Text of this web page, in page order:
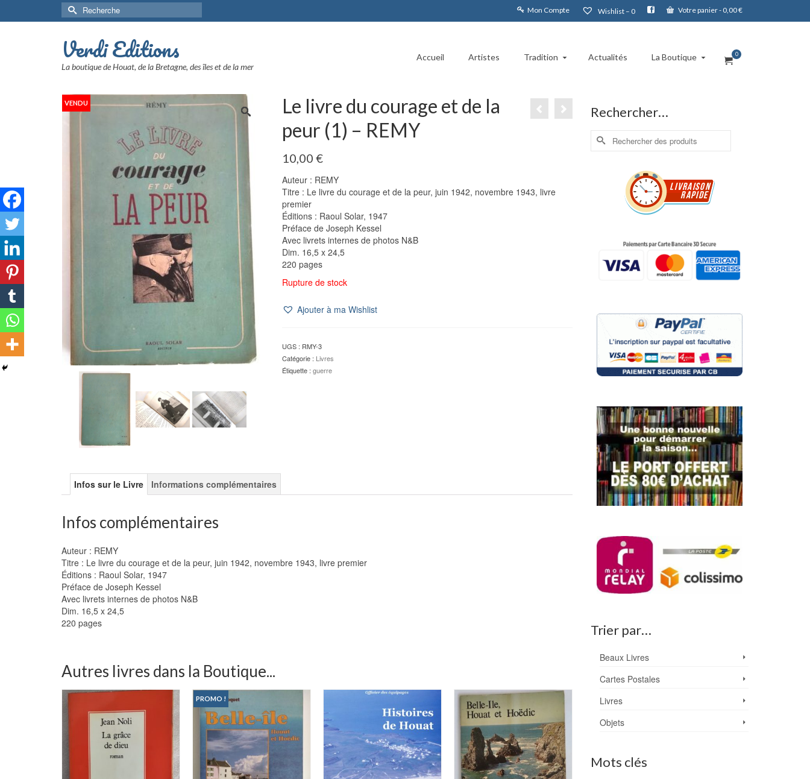
Mon Compte Wishlist – 0 Votre panier- 0,00€
Rechercher :
Verdi Editions
La boutique de Houat, de la Bretagne, des îles et de la mer
Accueil Artistes Tradition Actualités La Boutique 0
VENDU
Le livre du courage et de la
peur (1) – REMY
10,00 €
Auteur : REMY
Titre : Le livre du courage et de la peur, juin 1942, novembre 1943, livre
premier
Éditions : Raoul Solar, 1947
Préface de Joseph Kessel
Avec livrets internes de photos N&B
Dim. 16,5 x 24,5
220 pages
Rupture de stock
Ajouter à ma Wishlist
UGS : RMY-3
Catégorie : Livres
Étiquette : guerre
Infos sur le Livre Informations complémentaires
Infos complémentaires
Auteur : REMY
Titre : Le livre du courage et de la peur, juin 1942, novembre 1943, livre premier
Éditions : Raoul Solar, 1947
Préface de Joseph Kessel
Avec livrets internes de photos N&B
Dim. 16,5 x 24,5
220 pages
Autres livres dans la Boutique...
PROMO !
Rechercher…
Rechercher :
Trier par…
Beaux Livres
Cartes Postales
Livres
Objets
Mots clés